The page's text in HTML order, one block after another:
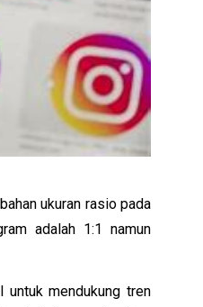
ukuran rasio pada
adalah 1:1 namun
untuk mendukung tren